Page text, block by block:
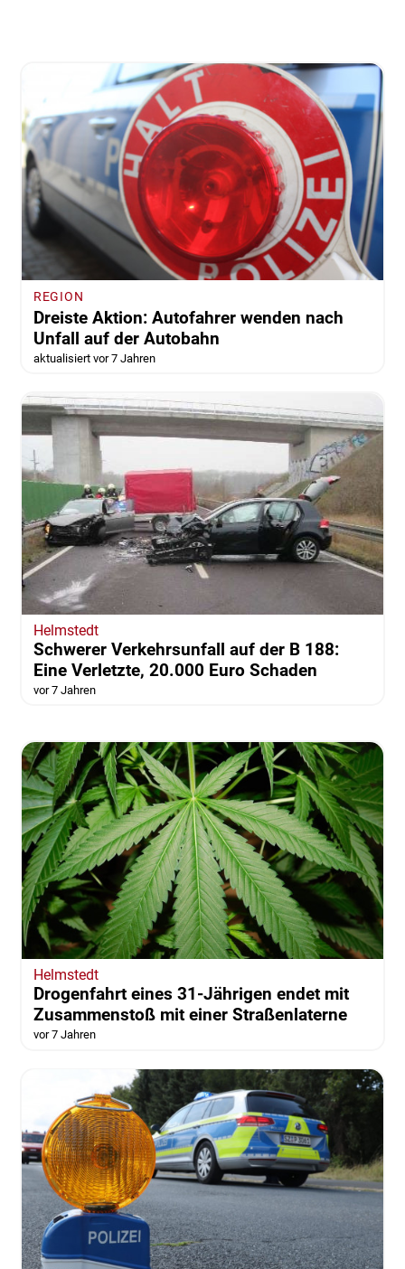
REGION
Dreiste Aktion: Autofahrer wenden nach
Unfall auf der Autobahn
aktualisiert vor 7 Jahren
Helmstedt
Schwerer Verkehrsunfall auf der B 188:
Eine Verletzte, 20.000 Euro Schaden
vor 7 Jahren
Helmstedt
Drogenfahrt eines 31-Jährigen endet mit
Zusammenstoß mit einer Straßenlaterne
vor 7 Jahren